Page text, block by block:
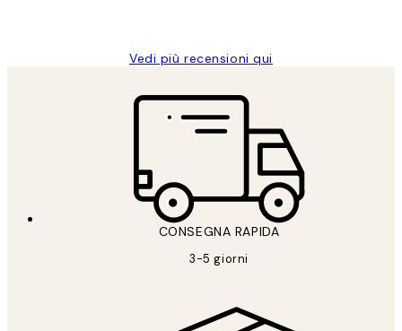
Vedi più recensioni qui
CONSEGNA RAPIDA
3-5 giorni